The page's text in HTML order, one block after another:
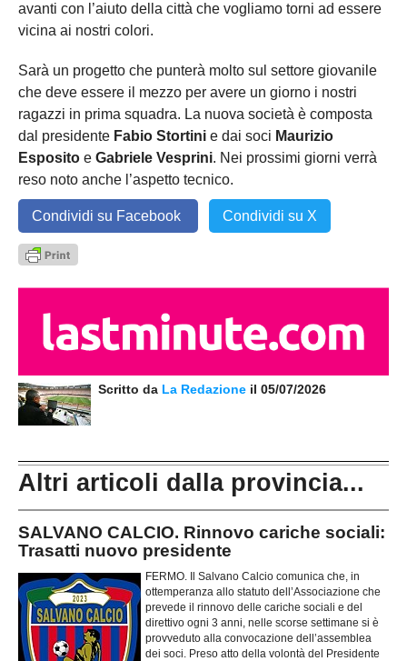
avanti con l’aiuto della città che vogliamo torni ad essere
vicina ai nostri colori.
Sarà un progetto che punterà molto sul settore giovanile
che deve essere il mezzo per avere un giorno i nostri
ragazzi in prima squadra. La nuova società è composta
dal presidente Fabio Stortini e dai soci Maurizio
Esposito e Gabriele Vesprini. Nei prossimi giorni verrà
reso noto anche l’aspetto tecnico.
Condividi su Facebook Condividi su X
Scritto da La Redazione il 05/07/2026
Altri articoli dalla provincia...
SALVANO CALCIO. Rinnovo cariche sociali:
Trasatti nuovo presidente
FERMO. Il Salvano Calcio comunica che, in
ottemperanza allo statuto dell’Associazione che
prevede il rinnovo delle cariche sociali e del
direttivo ogni 3 anni, nelle scorse settimane si è
provveduto alla convocazione dell’assemblea
dei soci. Preso atto della volontà del Presidente